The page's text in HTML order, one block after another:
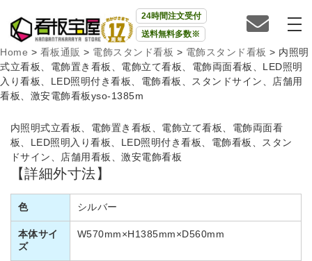
24時間注文受付
送料無料多数※
Home > 看板通販 > 電飾スタンド看板 > 電飾スタンド看板 > 内照明
式立看板、電飾置き看板、電飾立て看板、電飾両面看板、LED照明
入り看板、LED照明付き看板、電飾看板、スタンドサイン、店舗用
看板、激安電飾看板yso-1385m
内照明式立看板、電飾置き看板、電飾立て看板、電飾両面看
板、LED照明入り看板、LED照明付き看板、電飾看板、スタン
ドサイン、店舗用看板、激安電飾看板
【詳細外寸法】
色 シルバー
本体サイ
ズ
W570mm×H1385mm×D560mm